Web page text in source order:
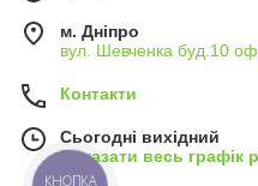
м. Дніпро
вул. Шевченка буд.10
Контакти
Сьогодні вихідний
Показати весь графік
КНОПКА